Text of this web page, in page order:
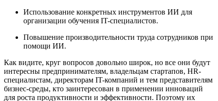
Использование конкретных инструментов ИИ для
организации обучения IT-специалистов.
Повышение производительности труда сотрудников при
помощи ИИ.
Как видите, круг вопросов довольно широк, но все они будут
интересны предпринимателям, владельцам стартапов, HR-
специалистам, директорам IT-компаний и тем представителям
бизнес-среды, кто заинтересован в применении инноваций
для роста продуктивности и эффективности. Поэтому их